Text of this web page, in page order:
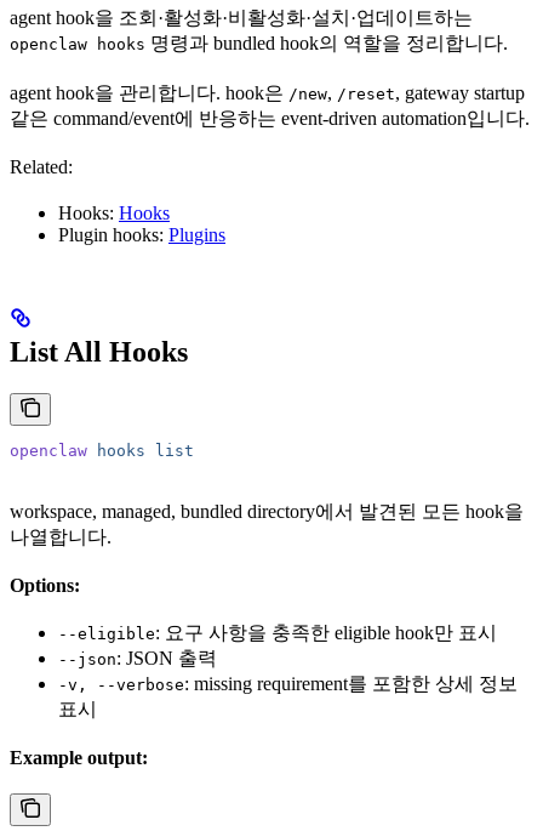
agent hook을 조회·활성화·비활성화·설치·업데이트하는
openclaw hooks 명령과 bundled hook의 역할을 정리합니다.
agent hook을 관리합니다. hook은 /new, /reset, gateway startup
같은 command/event에 반응하는 event-driven automation입니다.
Related:
Hooks: Hooks
Plugin hooks: Plugins
List All Hooks
openclaw hooks list
workspace, managed, bundled directory에서 발견된 모든 hook을
나열합니다.
Options:
--eligible: 요구 사항을 충족한 eligible hook만 표시
--json: JSON 출력
-v, --verbose: missing requirement를 포함한 상세 정보
표시
Example output: